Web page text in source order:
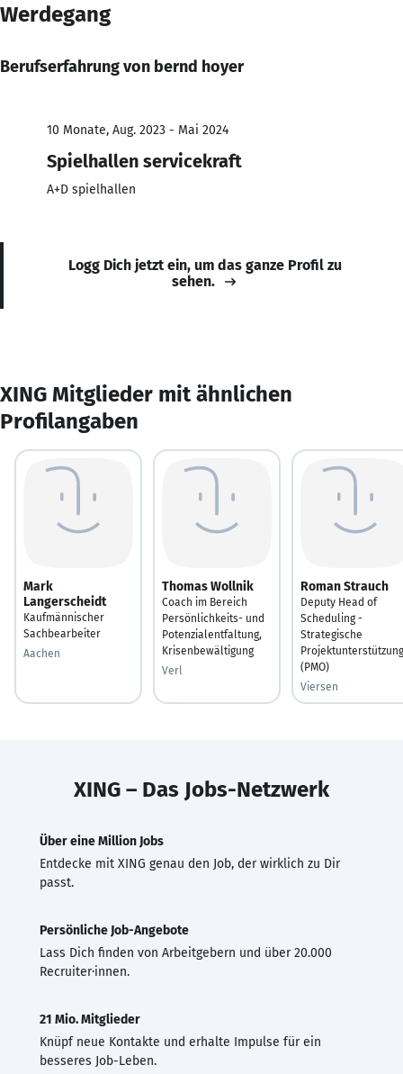
Werdegang
Berufserfahrung von bernd hoyer
10 Monate, Aug. 2023 - Mai 2024
Spielhallen servicekraft
A+D spielhallen
Logg Dich jetzt ein, um das ganze Profil zu
sehen.
XING Mitglieder mit ähnlichen
Profilangaben
Mark
Langerscheidt
Kaufmännischer
Sachbearbeiter
Aachen
Thomas Wollnik
Coach im Bereich
Persönlichkeits- und
Potenzialentfaltung,
Krisenbewältigung
Verl
Roman Strauch
Deputy Head of
Scheduling -
Strategische
Projektunterstützung
(PMO)
Viersen
XING – Das Jobs-Netzwerk
Über eine Million Jobs
Entdecke mit XING genau den Job, der wirklich zu Dir
passt.
Persönliche Job-Angebote
Lass Dich finden von Arbeitgebern und über 20.000
Recruiter·innen.
21 Mio. Mitglieder
Knüpf neue Kontakte und erhalte Impulse für ein
besseres Job-Leben.